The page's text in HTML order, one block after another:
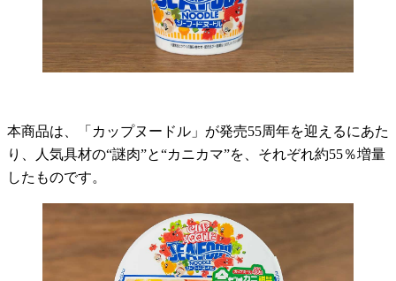
本商品は、「カップヌードル」が発売55周年を迎えるにあた
り、人気具材の“謎肉”と“カニカマ”を、それぞれ約55％増量
したものです。